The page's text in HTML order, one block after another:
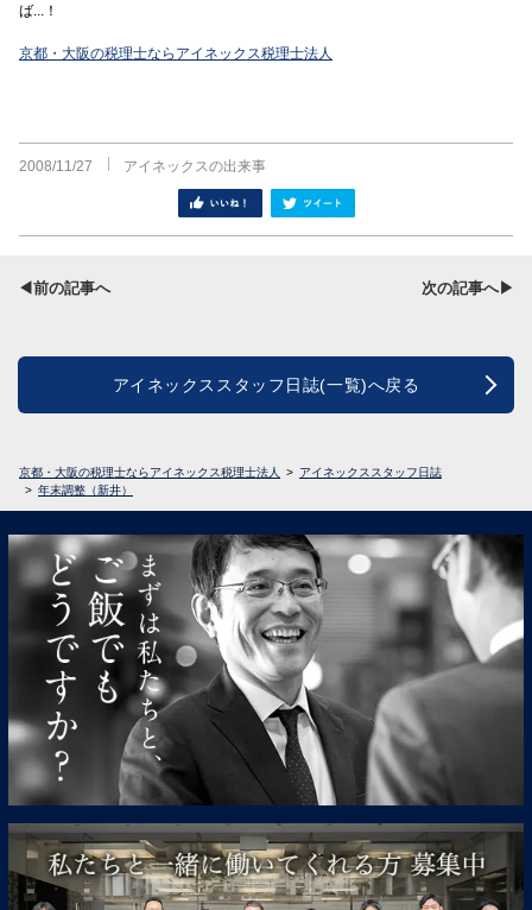
ば...！
京都・大阪の税理士ならアイネックス税理士法人
2008/11/27
アイネックスの出来事
シェア
◀前の記事へ 次の記事へ▶
アイネックススタッフ日誌(一覧)へ戻る
京都・大阪の税理士ならアイネックス税理士法人
アイネックススタッフ日誌
年末調整（新井）